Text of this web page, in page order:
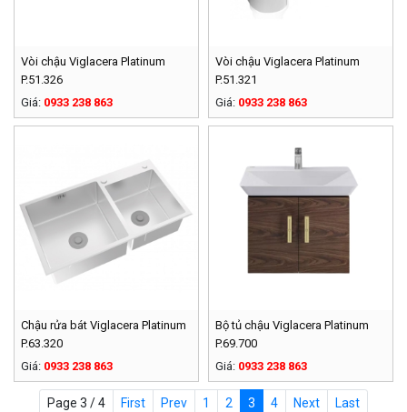
Vòi chậu Viglacera Platinum
P.51.326
Giá: 0933 238 863
Vòi chậu Viglacera Platinum
P.51.321
Giá: 0933 238 863
Chậu rửa bát Viglacera Platinum
P.63.320
Giá: 0933 238 863
Bộ tủ chậu Viglacera Platinum
P.69.700
Giá: 0933 238 863
Page 3 / 4 First Prev 1 2 3 4 Next Last